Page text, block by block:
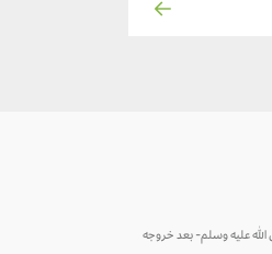
الله عليه وسلم- بعد خروجه